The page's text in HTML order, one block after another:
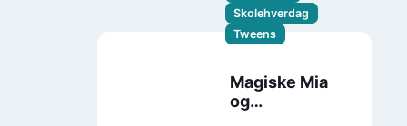
Skolehverdag
Tweens
Magiske Mia
og